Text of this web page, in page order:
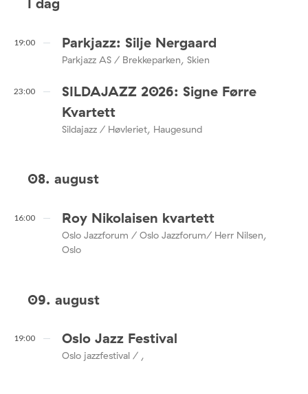
19:00 Parkjazz: Silje Nergaard
Parkjazz AS / Brekkeparken, Skien
23:00
SILDAJAZZ 2026: Signe Førre
Kvartett
Sildajazz / Høvleriet, Haugesund
08. august
16:00 Roy Nikolaisen kvartett
Oslo Jazzforum / Oslo Jazzforum/ Herr Nilsen,
Oslo
09. august
19:00 Oslo Jazz Festival
Oslo jazzfestival / ,